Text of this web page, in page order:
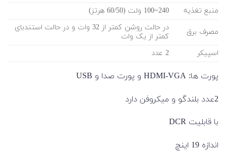
منبع تغذیه
240~100 ولت (60/50 هرتز)
مصرف برق
در حالت روشن کمتر از 32 وات و در حالت استندبای
کمتر از یک وات
اسپیکر
2 عدد
پورت ها: HDMI-VGA و پورت صدا و USB
2عدد بلندگو و میکروفن دارد
با قابلیت DCR
اندازه 19 اینچ